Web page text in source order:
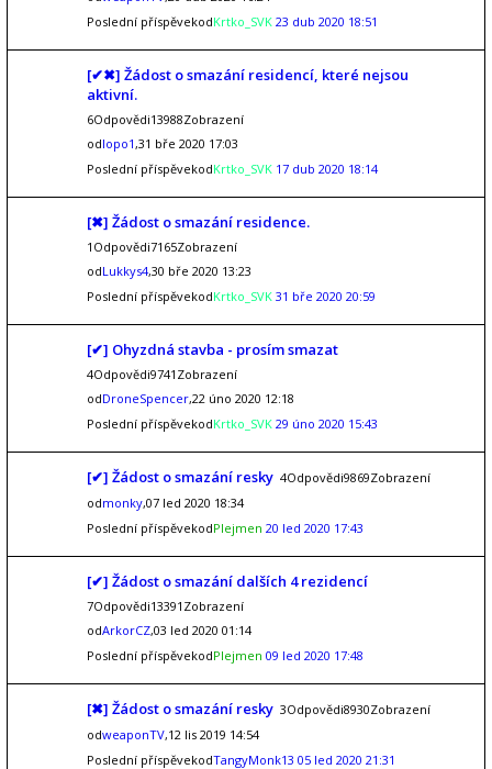
Poslední příspěvekodKrtko_SVK 23 dub 2020 18:51
[✔✖] Žádost o smazání residencí, které nejsou
aktivní.
6Odpovědi13988Zobrazení
odlopo1,31 bře 2020 17:03
Poslední příspěvekodKrtko_SVK 17 dub 2020 18:14
[✖] Žádost o smazání residence.
1Odpovědi7165Zobrazení
odLukkys4,30 bře 2020 13:23
Poslední příspěvekodKrtko_SVK 31 bře 2020 20:59
[✔] Ohyzdná stavba - prosím smazat
4Odpovědi9741Zobrazení
odDroneSpencer,22 úno 2020 12:18
Poslední příspěvekodKrtko_SVK 29 úno 2020 15:43
[✔] Žádost o smazání resky 4Odpovědi9869Zobrazení
odmonky,07 led 2020 18:34
Poslední příspěvekodPlejmen 20 led 2020 17:43
[✔] Žádost o smazání dalších 4 rezidencí
7Odpovědi13391Zobrazení
odArkorCZ,03 led 2020 01:14
Poslední příspěvekodPlejmen 09 led 2020 17:48
[✖] Žádost o smazání resky 3Odpovědi8930Zobrazení
odweaponTV,12 lis 2019 14:54
Poslední příspěvekodTangyMonk13 05 led 2020 21:31